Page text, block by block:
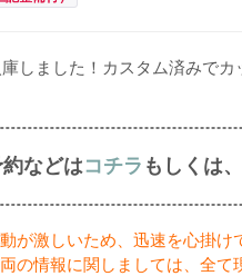
しました！カスタム済みで
などはコチラ もしくは
激しいため、迅速を心掛け
の情報に関しましては、全